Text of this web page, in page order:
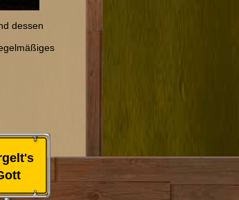
dessen